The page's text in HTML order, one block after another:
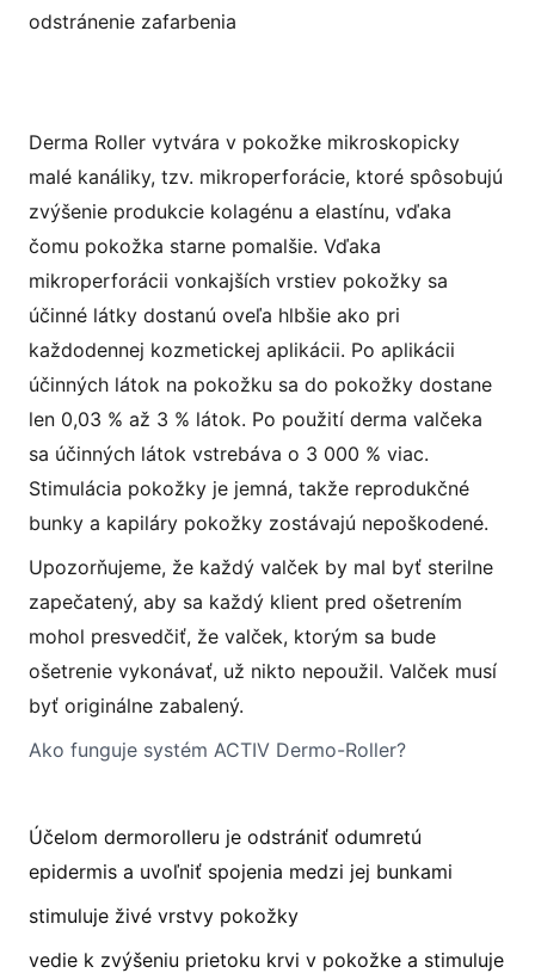
odstránenie zafarbenia
Derma Roller vytvára v pokožke mikroskopicky
malé kanáliky, tzv. mikroperforácie, ktoré spôsobujú
zvýšenie produkcie kolagénu a elastínu, vďaka
čomu pokožka starne pomalšie. Vďaka
mikroperforácii vonkajších vrstiev pokožky sa
účinné látky dostanú oveľa hlbšie ako pri
každodennej kozmetickej aplikácii. Po aplikácii
účinných látok na pokožku sa do pokožky dostane
len 0,03 % až 3 % látok. Po použití derma valčeka
sa účinných látok vstrebáva o 3 000 % viac.
Stimulácia pokožky je jemná, takže reprodukčné
bunky a kapiláry pokožky zostávajú nepoškodené.
Upozorňujeme, že každý valček by mal byť sterilne
zapečatený, aby sa každý klient pred ošetrením
mohol presvedčiť, že valček, ktorým sa bude
ošetrenie vykonávať, už nikto nepoužil. Valček musí
byť originálne zabalený.
Ako funguje systém ACTIV Dermo-Roller?
Účelom dermorolleru je odstrániť odumretú
epidermis a uvoľniť spojenia medzi jej bunkami
stimuluje živé vrstvy pokožky
vedie k zvýšeniu prietoku krvi v pokožke a stimuluje